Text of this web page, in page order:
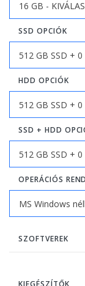
SSD OPCIÓK
HDD OPCIÓK
SSD + HDD
OPERÁCIÓS
SZOFTVEREK